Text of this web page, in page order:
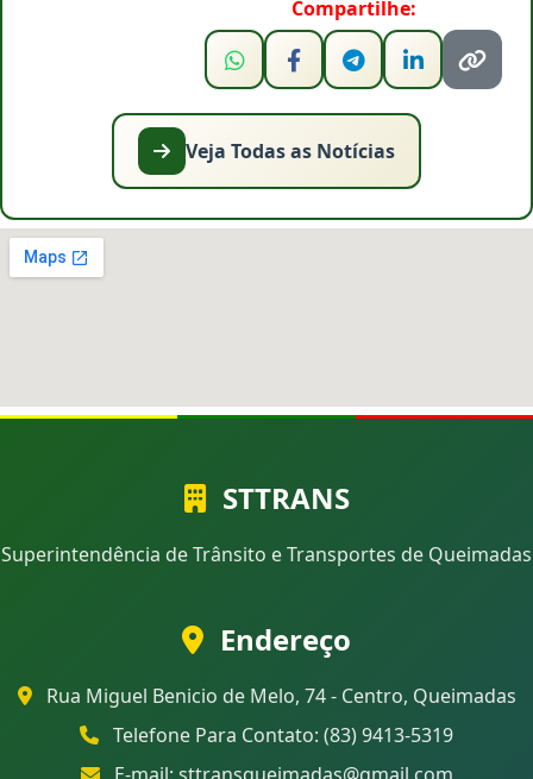
Compartilhe:
Veja Todas as Notícias
STTRANS
Superintendência de Trânsito e Transportes de Queimadas
Endereço
Rua Miguel Benicio de Melo, 74 - Centro, Queimadas
Telefone Para Contato: (83) 9413-5319